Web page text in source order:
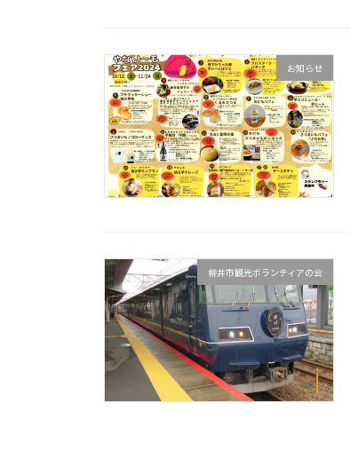
お知らせ
柳井市観光ボランティアの会